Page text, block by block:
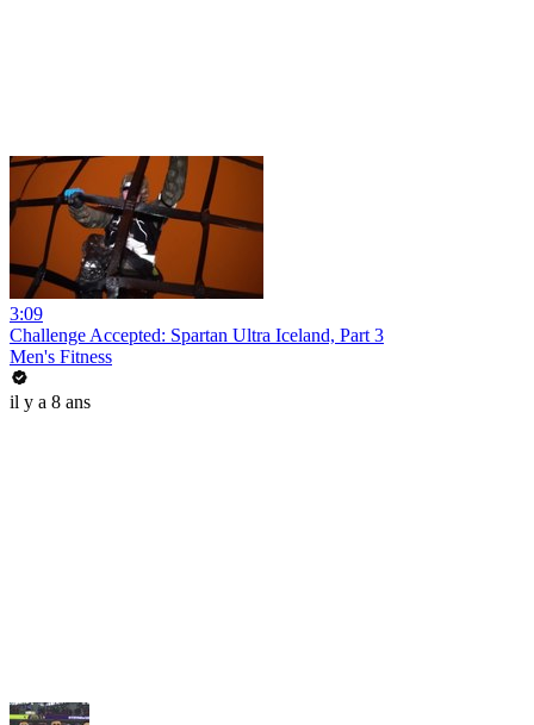
3:09
Challenge Accepted: Spartan Ultra Iceland, Part 3
Men's Fitness
il y a 8 ans